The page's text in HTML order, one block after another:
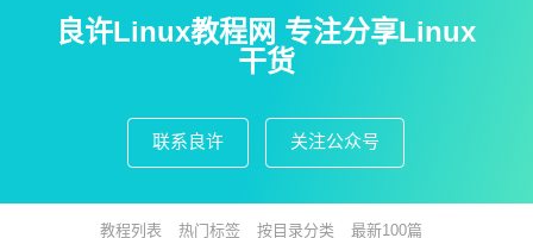
良许Linux教程网 专注分享Linux
干货
联系良许 关注公众号
教程列表 热门标签 按目录分类 最新100篇